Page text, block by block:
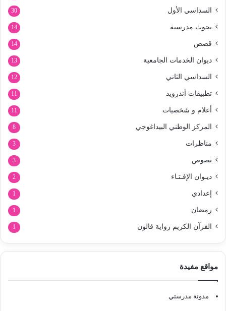
السداسي الأول 30
بحوث مدرسية 14
قصص 14
ديوان الخدمات الجامعية 13
السداسي الثاني 12
تطبيقات أندرويد 11
أعلام و شخصيات 11
المركز الوطني البيداغوجي 8
مناظرات 3
نصوص 3
ديـوان الإفـتـاء 2
إعدادي 1
رمضان 1
القرآن الكريم رواية قالون 1
مواقع مفيدة
مدونة مدرستي